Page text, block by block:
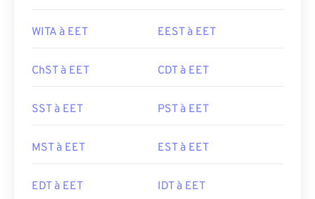
WITA à EET EEST à EET
ChST à EET CDT à EET
SST à EET PST à EET
MST à EET EST à EET
EDT à EET IDT à EET